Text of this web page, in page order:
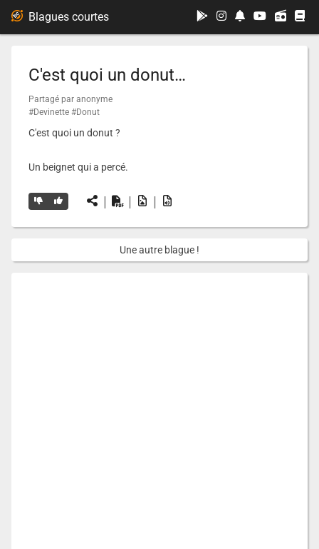
C'est quoi un donut…
Partagé par anonyme
#Devinette #Donut
C'est quoi un donut ?
Un beignet qui a percé.
| | |
Une autre blague !
Blagues courtes